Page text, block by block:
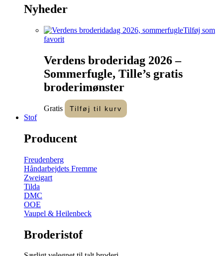
Nyheder
Tilføj som
favorit
Verdens broderidag 2026 –
Sommerfugle, Tille’s gratis
broderimønster
Gratis Tilføj til kurv
Stof
Producent
Freudenberg
Håndarbejdets Fremme
Zweigart
Tilda
DMC
OOE
Vaupel & Heilenbeck
Broderistof